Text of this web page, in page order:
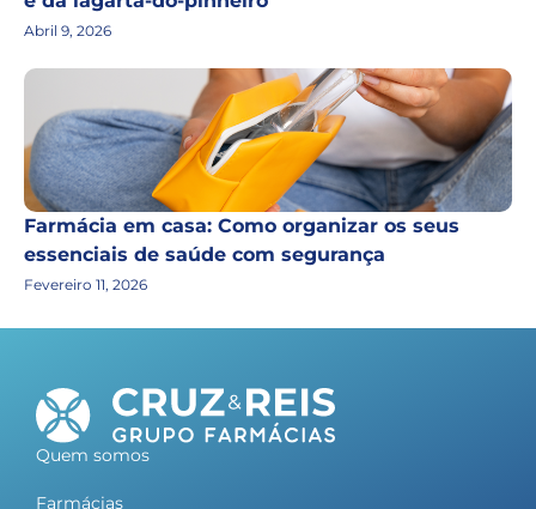
Abril 9, 2026
Farmácia em casa: Como organizar os seus
essenciais de saúde com segurança
Fevereiro 11, 2026
Quem somos
Farmácias